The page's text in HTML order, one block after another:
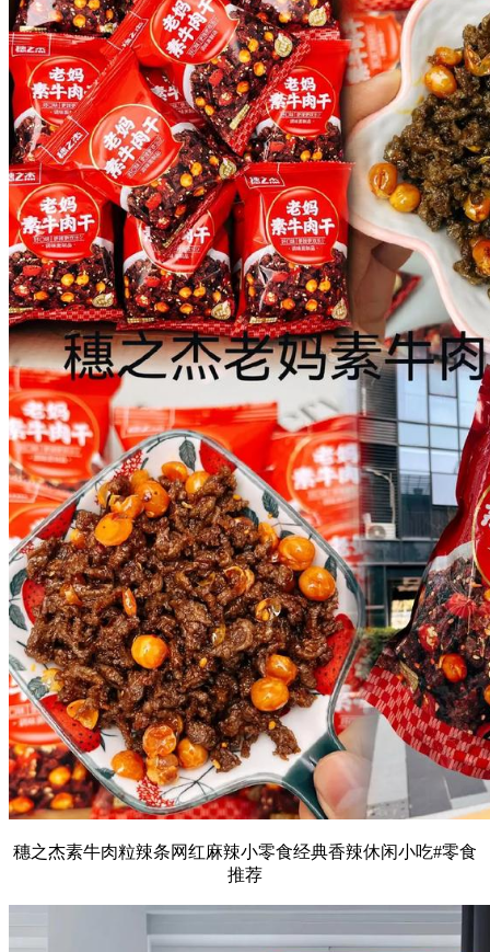
穗之杰素牛肉粒辣条网红麻辣小零食经典香辣休闲小吃#零食
推荐